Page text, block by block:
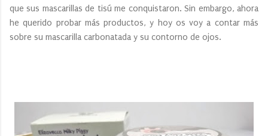
que sus mascarillas de tisú me conquistaron. Sin embargo, ahora
he querido probar más productos, y hoy os voy a contar más
sobre su mascarilla carbonatada y su contorno de ojos.